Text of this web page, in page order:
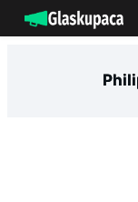
na